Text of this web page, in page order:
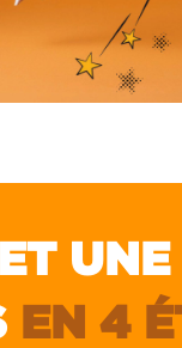
EN 4